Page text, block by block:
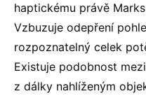
haptickému právě
Vzbuzuje odepření
rozpoznatelný celek
Existuje podobnost
z dálky nahlíženým